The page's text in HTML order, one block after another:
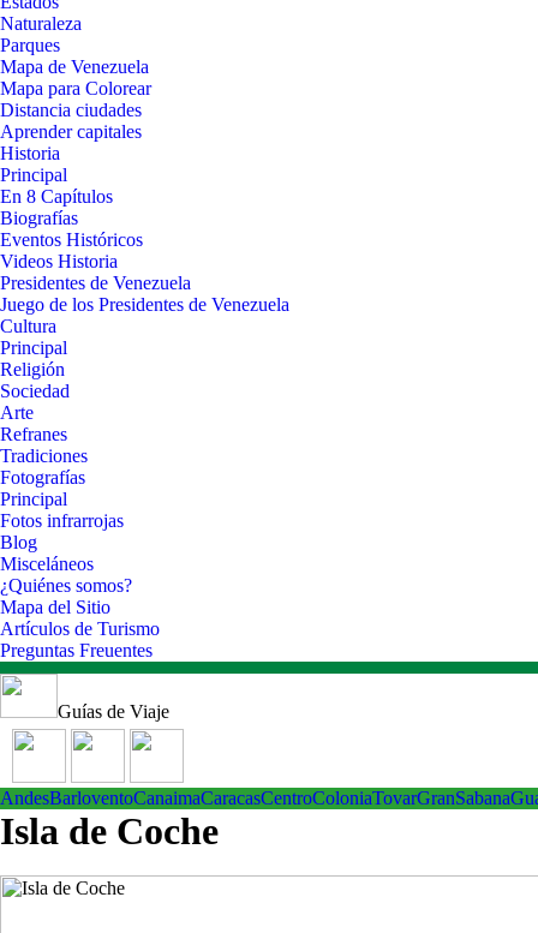
Naturaleza
Parques
Mapa de Venezuela
Mapa para Colorear
Distancia ciudades
Aprender capitales
Historia
Principal
En 8 Capítulos
Biografías
Eventos Históricos
Videos Historia
Presidentes de Venezuela
Juego de los Presidentes de Venezuela
Cultura
Principal
Religión
Sociedad
Arte
Refranes
Tradiciones
Fotografías
Principal
Fotos infrarrojas
Blog
Misceláneos
¿Quiénes somos?
Mapa del Sitio
Artículos de Turismo
Preguntas Freuentes
Guías de Viaje
AndesBarloventoCanaimaCaracasCentroColoniaTovarGranSabana
Isla de Coche